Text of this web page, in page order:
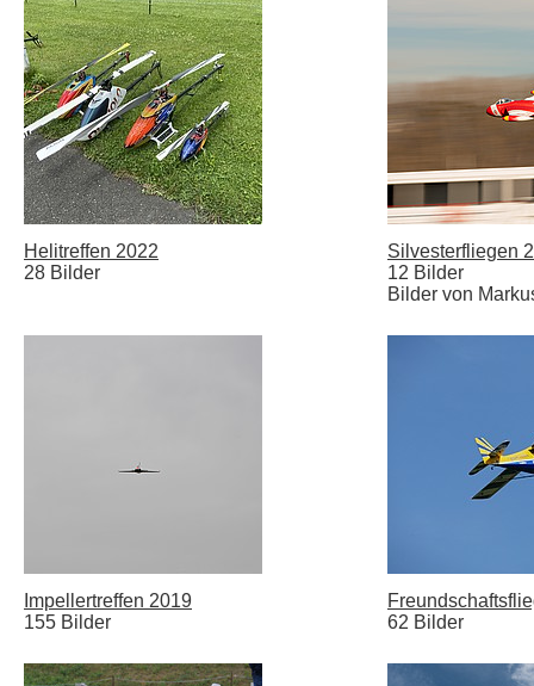
Helitreffen 2022
28 Bilder
Silvesterfliegen
12 Bilder
Bilder von
Impellertreffen 2019
155 Bilder
62 Bilder